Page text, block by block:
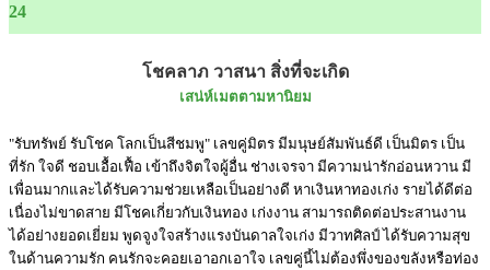
24
โชคลาภ วาสนา สิ่งที่จะเกิด
เสน่ห์เมตตามหานิยม
"รับทรัพย์ รับโชค โลกเป็นสีชมพู" เลขคู่มิตร มีมนุษย์สัมพันธ์ดี เป็นมิตร เป็น
ที่รัก ใจดี ชอบเอื้อเฟื้อ เข้าถึงจิตใจผู้อื่น ช่างเจรจา มีความน่ารักอ่อนหวาน มี
เพื่อนมากและได้รับความช่วยเหลือเป็นอย่างดี หาเงินหาทองเก่ง รายได้ดีต่อ
เนื่องไม่ขาดสาย มีโชคเกี่ยวกับเงินทอง เก่งงาน สามารถติดต่อประสานงาน
ได้อย่างยอดเยี่ยม พูดจูงใจสร้างแรงบันดาลใจเก่ง มีวาทศิลป์ ได้รับความสุข
ในด้านความรัก คนรักจะคอยเอาอกเอาใจ เลขคู่นี้ไม่ต้องพึ่งของขลังหรือท่อง